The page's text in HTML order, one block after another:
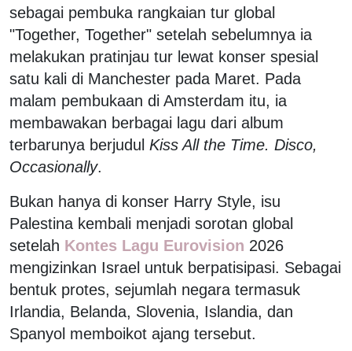
sebagai pembuka rangkaian tur global
"Together, Together" setelah sebelumnya ia
melakukan pratinjau tur lewat konser spesial
satu kali di Manchester pada Maret. Pada
malam pembukaan di Amsterdam itu, ia
membawakan berbagai lagu dari album
terbarunya berjudul Kiss All the Time. Disco,
Occasionally.
Bukan hanya di konser Harry Style, isu
Palestina kembali menjadi sorotan global
setelah Kontes Lagu Eurovision 2026
mengizinkan Israel untuk berpatisipasi. Sebagai
bentuk protes, sejumlah negara termasuk
Irlandia, Belanda, Slovenia, Islandia, dan
Spanyol memboikot ajang tersebut.